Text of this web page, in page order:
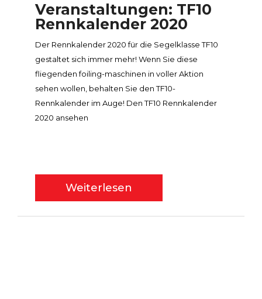
Veranstaltungen: TF10
Rennkalender 2020
Der Rennkalender 2020 für die Segelklasse TF10
gestaltet sich immer mehr! Wenn Sie diese
fliegenden foiling-maschinen in voller Aktion
sehen wollen, behalten Sie den TF10-
Rennkalender im Auge! Den TF10 Rennkalender
2020 ansehen
Weiterlesen